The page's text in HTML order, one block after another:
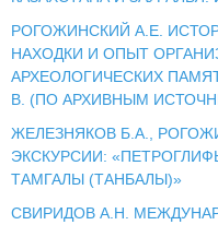
РОГОЖИНСКИЙ А.Е.
НАХОДКИ И ОПЫТ
АРХЕОЛОГИЧЕСКИХ
В. (ПО АРХИВНЫМ
ЖЕЛЕЗНЯКОВ Б.А.,
ЭКСКУРСИИ:
ТАМГАЛЫ (ТАНБАЛЫ)»
СВИРИДОВ А.Н.